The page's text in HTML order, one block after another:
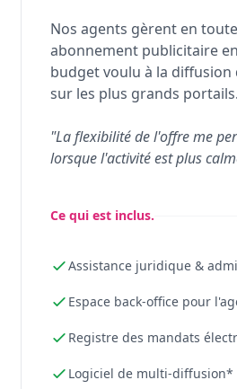
Nos agents gèrent en
abonnement publicitaire
budget voulu à la diffusion
sur les plus grands portails.
"La flexibilité de l'offre me
lorsque l'activité est plus
Ce qui est inclus.
Assistance juridique &
Espace back-office pour
Registre des mandats
Logiciel de multi-diffusion*